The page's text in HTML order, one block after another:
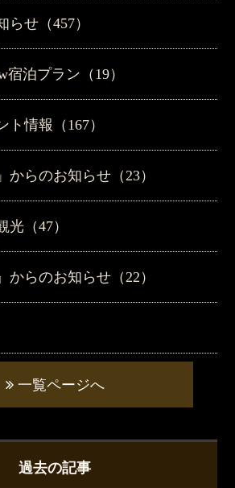
せ（457）
泊プラン（19）
情報（167）
からのお知らせ（23）
（47）
からのお知らせ（22）
一覧ページへ
過去の記事